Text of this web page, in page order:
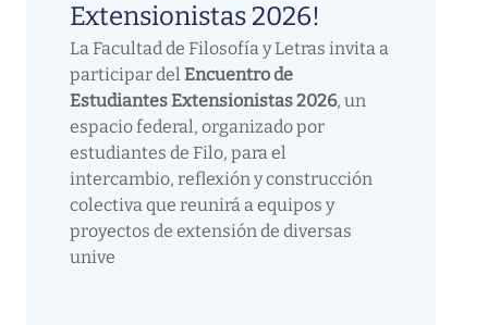
Extensionistas 2026!
La Facultad de Filosofía y Letras invita a
participar del Encuentro de
Estudiantes Extensionistas 2026, un
espacio federal, organizado por
estudiantes de Filo, para el
intercambio, reflexión y construcción
colectiva que reunirá a equipos y
proyectos de extensión de diversas
unive